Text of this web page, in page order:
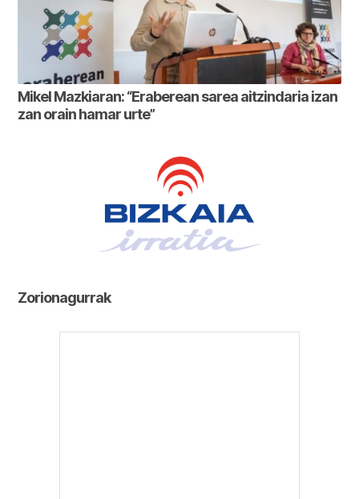
Mikel Mazkiaran: “Eraberean sarea aitzindaria izan
zan orain hamar urte”
Zorionagurrak